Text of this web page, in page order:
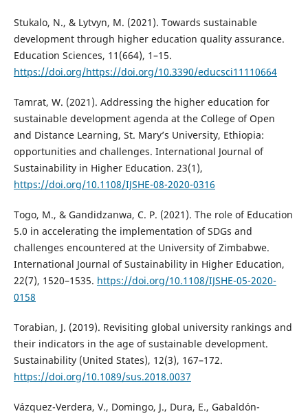
Stukalo, N., & Lytvyn, M. (2021). Towards sustainable
development through higher education quality assurance.
Education Sciences, 11(664), 1–15.
https://doi.org/https://doi.org/10.3390/educsci11110664
Tamrat, W. (2021). Addressing the higher education for
sustainable development agenda at the College of Open
and Distance Learning, St. Mary’s University, Ethiopia:
opportunities and challenges. International Journal of
Sustainability in Higher Education. 23(1),
https://doi.org/10.1108/IJSHE-08-2020-0316
Togo, M., & Gandidzanwa, C. P. (2021). The role of Education
5.0 in accelerating the implementation of SDGs and
challenges encountered at the University of Zimbabwe.
International Journal of Sustainability in Higher Education,
22(7), 1520–1535. https://doi.org/10.1108/IJSHE-05-2020-
0158
Torabian, J. (2019). Revisiting global university rankings and
their indicators in the age of sustainable development.
Sustainability (United States), 12(3), 167–172.
https://doi.org/10.1089/sus.2018.0037
Vázquez-Verdera, V., Domingo, J., Dura, E., Gabaldón-